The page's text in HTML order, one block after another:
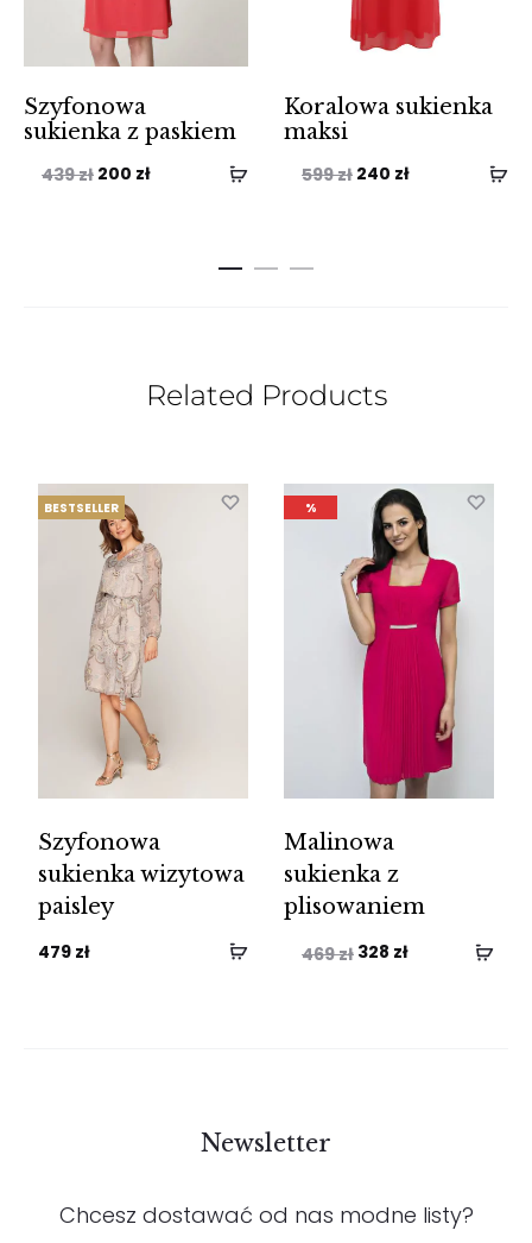
Szyfonowa
sukienka z paskiem
439zł Pierwotna
200 złAktualna
Koralowa sukienka
maksi
599zł Pierwotna
240 złAktualna
Related Products
BESTSELLER
Szyfonowa
sukienka wizytowa
paisley
479 zł
%
Malinowa
sukienka z
plisowaniem
469zł Pierwotna
328 złAktualna
Newsletter
Chcesz dostawać od nas modne listy?